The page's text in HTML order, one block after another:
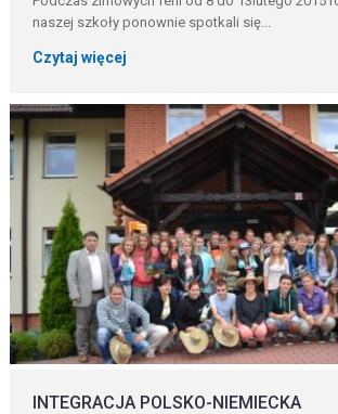
naszej szkoły ponownie spotkali się...
Czytaj więcej
INTEGRACJA POLSKO-NIEMIECKA